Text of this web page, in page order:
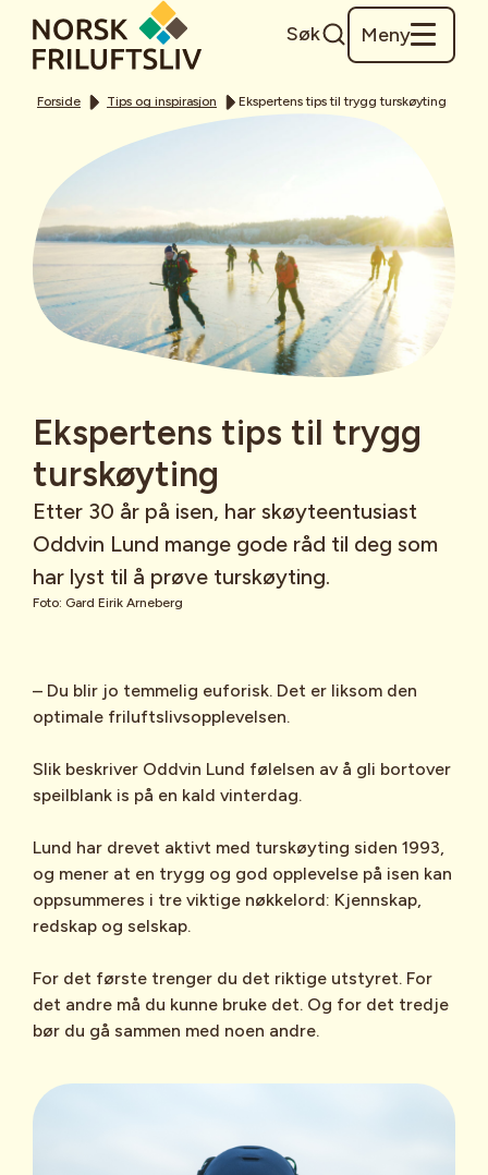
Søk Meny
Forside Tips og inspirasjon Ekspertens tips til trygg turskøyting
Ekspertens tips til trygg
turskøyting
Etter 30 år på isen, har skøyteentusiast
Oddvin Lund mange gode råd til deg som
har lyst til å prøve turskøyting.
Foto: Gard Eirik Arneberg
– Du blir jo temmelig euforisk. Det er liksom den
optimale friluftslivsopplevelsen.
Slik beskriver Oddvin Lund følelsen av å gli bortover
speilblank is på en kald vinterdag.
Lund har drevet aktivt med turskøyting siden 1993,
og mener at en trygg og god opplevelse på isen kan
oppsummeres i tre viktige nøkkelord: Kjennskap,
redskap og selskap.
For det første trenger du det riktige utstyret. For
det andre må du kunne bruke det. Og for det tredje
bør du gå sammen med noen andre.